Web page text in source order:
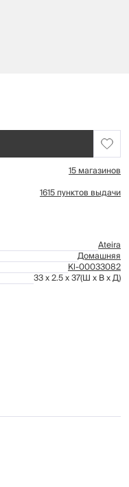
15 магазинов
1615 пунктов выдачи
Ateira
Домашняя
Kl-00033082
33 x 2.5 x 37(Ш x В x Д)